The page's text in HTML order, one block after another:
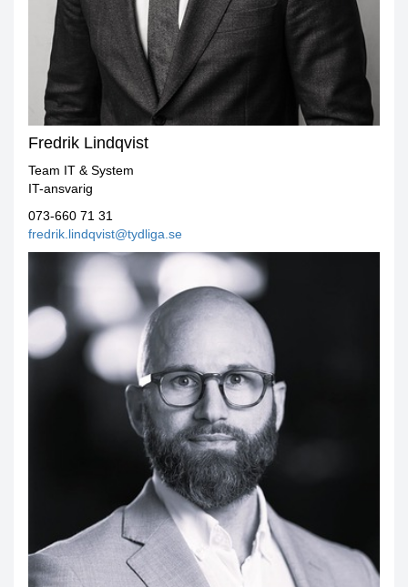
Fredrik Lindqvist
Team IT & System
IT-ansvarig
073-660 71 31
fredrik.lindqvist@tydliga.se